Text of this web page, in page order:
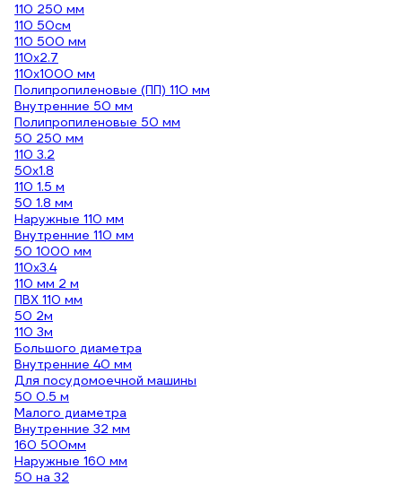
110 250 мм
110 50см
110 500 мм
110х2.7
110х1000 мм
Полипропиленовые (ПП) 110 мм
Внутренние 50 мм
Полипропиленовые 50 мм
50 250 мм
110 3.2
50x1.8
110 1.5 м
50 1.8 мм
Наружные 110 мм
Внутренние 110 мм
50 1000 мм
110х3.4
110 мм 2 м
ПВХ 110 мм
50 2м
110 3м
Большого диаметра
Внутренние 40 мм
Для посудомоечной машины
50 0.5 м
Малого диаметра
Внутренние 32 мм
160 500мм
Наружные 160 мм
50 на 32